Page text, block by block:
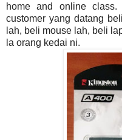
home and online
customer yang datang
lah, beli mouse lah, beli
la orang kedai ni.